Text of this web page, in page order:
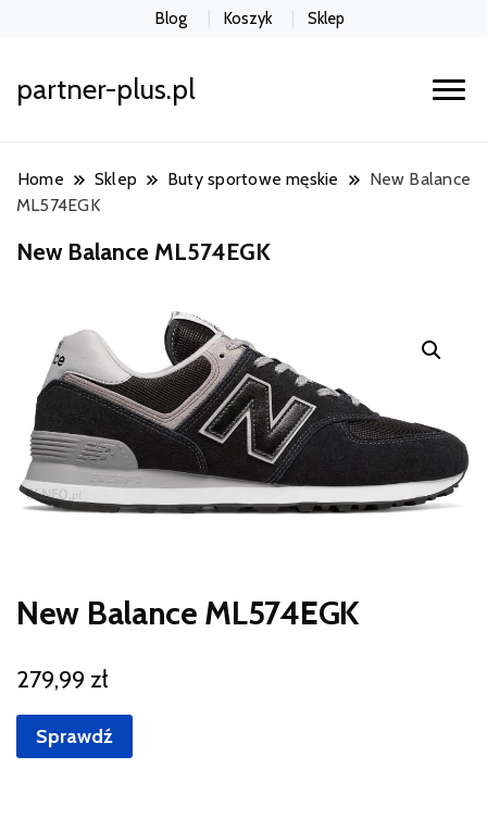
Blog Koszyk Sklep
partner-plus.pl
Home Sklep Buty sportowe męskie
New Balance
ML574EGK
New Balance ML574EGK
New Balance ML574EGK
279,99 zł
Sprawdź